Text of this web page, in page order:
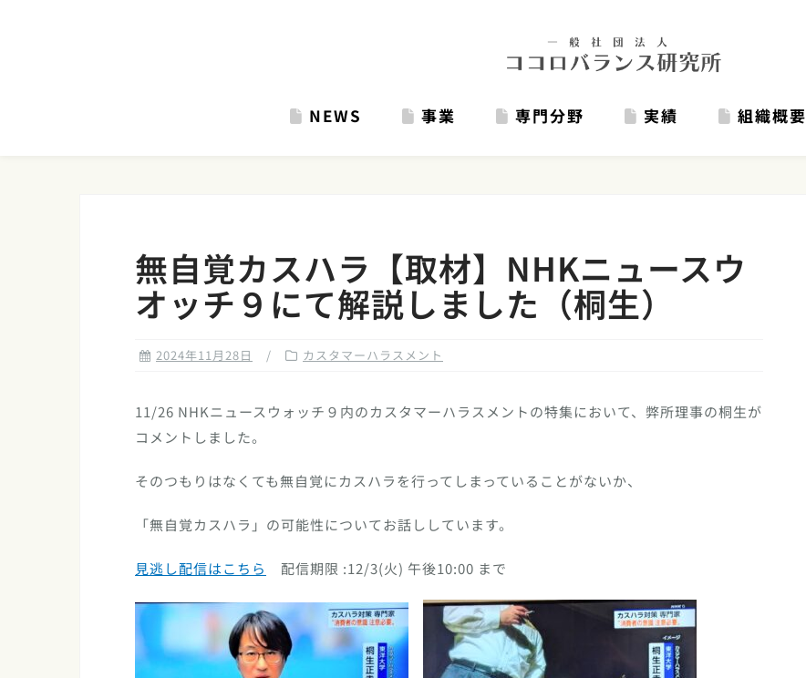
NEWS 事業 専門分野 実績 組織概要
無自覚カスハラ【取材】NHKニュースウ
オッチ９にて解説しました（桐生）
2024年11月28日 カスタマーハラスメント
11/26 NHKニュースウォッチ９内のカスタマーハラスメントの特集において、弊所理事の桐生が
コメントしました。
そのつもりはなくても無自覚にカスハラを行ってしまっていることがないか、
「無自覚カスハラ」の可能性についてお話ししています。
見逃し配信はこちら 配信期限 :12/3(火) 午後10:00 まで